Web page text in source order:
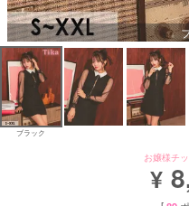
ブラック
お嬢様チ
¥